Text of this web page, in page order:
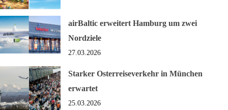
airBaltic erweitert Hamburg um zwei
Nordziele
27.03.2026
Starker Osterreiseverkehr in München
erwartet
25.03.2026